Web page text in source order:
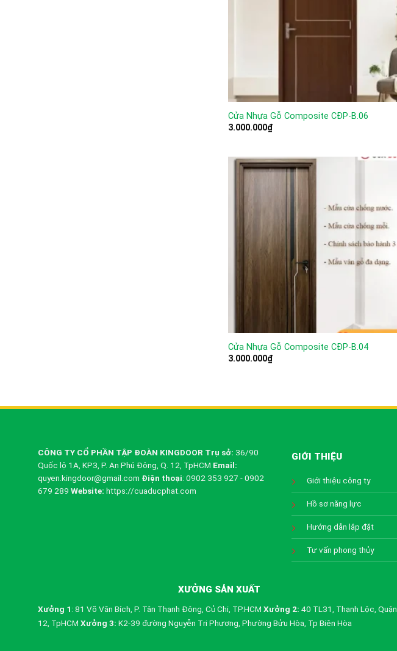
Cửa Nhựa Gỗ Composite CĐP-B.06
3.000.000₫
Cửa Nhựa Gỗ Composite CĐP-B.04
3.000.000₫
CÔNG TY CỔ PHẦN TẬP ĐOÀN KINGDOOR Trụ sở: 36/90
Quốc lộ 1A, KP3, P. An Phú Đông, Q. 12, TpHCM Email:
quyen.kingdoor@gmail.com Điện thoại: 0902 353 927 - 0902
679 289 Website: https://cuaducphat.com
GIỚI THIỆU
Giới thiệu công ty
Hồ sơ năng lực
Hướng dẫn lắp đặt
Tư vấn phong thủy
XƯỞNG SẢN XUẤT
Xưởng 1: 81 Võ Văn Bích, P. Tân Thạnh Đông, Củ Chi, TP.HCM Xưởng 2: 40 TL31, Thạnh Lộc, Quận
12, TpHCM Xưởng 3: K2-39 đường Nguyễn Tri Phương, Phường Bửu Hòa, Tp Biên Hòa